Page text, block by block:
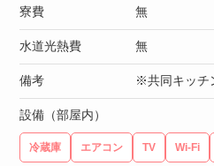
寮費 無
水道光熱費 無
備考 ※共同キッチ
設備（部屋内）
冷蔵庫 エアコン TV Wi-Fi